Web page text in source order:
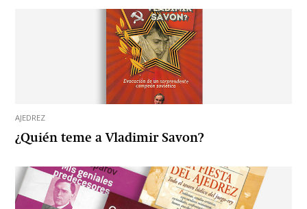
AJEDREZ
¿Quién teme a Vladimir Savon?